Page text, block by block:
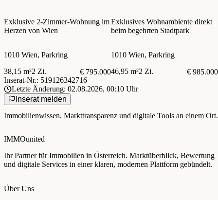
Exklusive 2-Zimmer-Wohnung im
Herzen von Wien
1010 Wien, Parkring
38,15 m²2 Zi. € 795.000
Exklusives Wohnambiente direkt
beim begehrten Stadtpark
1010 Wien, Parkring
46,95 m²2 Zi.
€ 985.000
Inserat-Nr.: 519126342716
Letzte Änderung: 02.08.2026, 00:10 Uhr
Inserat melden
Immobilienwissen, Markttransparenz und digitale Tools an einem Ort.
IMMOunited
Ihr Partner für Immobilien in Österreich. Marktüberblick, Bewertung
und digitale Services in einer klaren, modernen Plattform gebündelt.
Über Uns